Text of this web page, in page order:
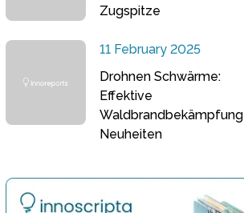
Zugspitze
11 February 2025
Drohnen Schwärme:
Effektive
Waldbrandbekämpfung
Neuheiten